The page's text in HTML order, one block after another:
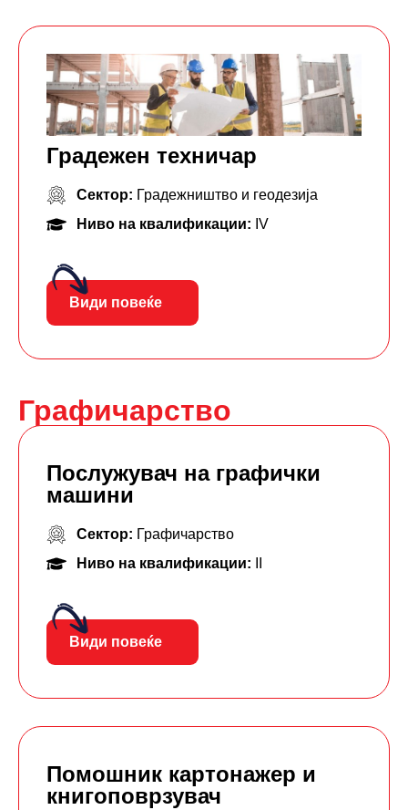
Градежен техничар
Сектор: Градежништво и геодезија
Ниво на квалификации: IV
Види повеќе
Графичарство
Послужувач на графички
машини
Сектор: Графичарство
Ниво на квалификации:
Види повеќе
Помошник картонажер и
книгоповрзувач